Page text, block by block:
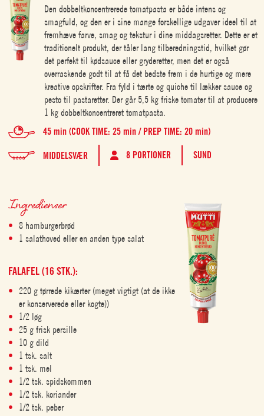
Den dobbeltkoncentrerede tomatpasta er både intens og
smagfuld, og den er i sine mange forskellige udgaver ideel til at
fremhæve farve, smag og tekstur i dine middagsretter. Dette er et
traditionelt produkt, der tåler lang tilberedningstid, hvilket gør
det perfekt til kødsauce eller gryderetter, men det er også
overraskende godt til at få det bedste frem i de hurtige og mere
kreative opskrifter. Fra fyld i tærte og quiche til lækker sauce og
pesto til pastaretter. Der går 5,5 kg friske tomater til at producere
1 kg dobbeltkoncentreret tomatpasta.
45 min (COOK TIME: 25 min / PREP TIME: 20 min)
MIDDELSVÆR 8 PORTIONER SUND
Ingredienser
8 hamburgerbrød
1 salathoved eller en anden type salat
FALAFEL (16 STK.):
220 g tørrede kikærter (meget vigtigt (at de ikke
er konserverede eller kogte))
1/2 løg
25 g frisk persille
10 g dild
1 tsk. salt
1 tsk. mel
1/2 tsk. spidskommen
1/2 tsk. koriander
1/2 tsk. peber